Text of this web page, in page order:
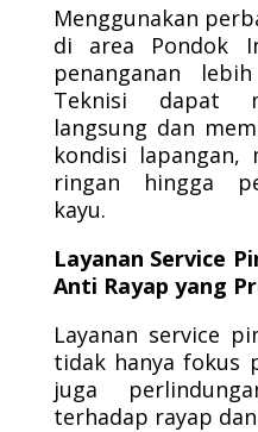
Menggunakan
di area Pondok
penanganan
Teknisi dapat
langsung dan
kondisi lapangan,
ringan hingga
kayu.
Layanan Service
Anti Rayap yang
Layanan service
tidak hanya fokus
juga
terhadap rayap